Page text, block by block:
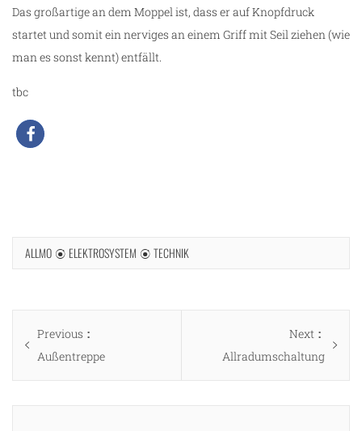
Das großartige an dem Moppel ist, dass er auf Knopfdruck
startet und somit ein nerviges an einem Griff mit Seil ziehen (wie
man es sonst kennt) entfällt.
tbc
ALLMO ELEKTROSYSTEM TECHNIK
Beitragsnavigation
Previous
post:
Außentreppe
Next
post:
Allradumschaltung